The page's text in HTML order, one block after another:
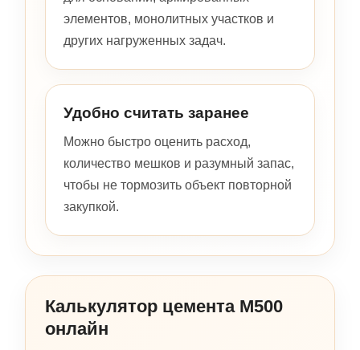
элементов, монолитных участков и
других нагруженных задач.
Удобно считать заранее
Можно быстро оценить расход,
количество мешков и разумный запас,
чтобы не тормозить объект повторной
закупкой.
Калькулятор цемента М500
онлайн